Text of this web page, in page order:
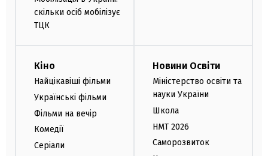
скільки осіб мобілізує
ТЦК
Кіно
Найцікавіші фільми
Українські фільми
Фільми на вечір
Комедії
Серіали
Новини Освіти
Міністерство освіти та
науки України
Школа
НМТ 2026
Саморозвиток